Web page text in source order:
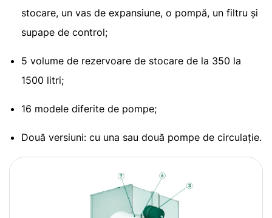
stocare, un vas de expansiune, o pompă, un filtru și
supape de control;
5 volume de rezervoare de stocare de la 350 la
1500 litri;
16 modele diferite de pompe;
Două versiuni: cu una sau două pompe de circulație.